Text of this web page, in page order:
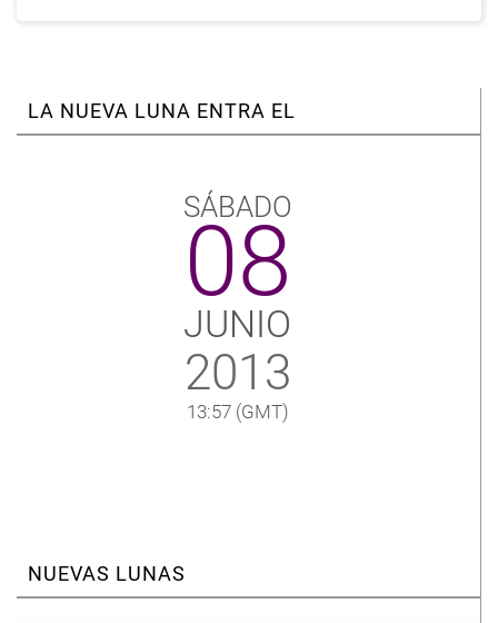
LA NUEVA LUNA ENTRA EL
SÁBADO
08
JUNIO
2013
13:57 (GMT)
NUEVAS LUNAS